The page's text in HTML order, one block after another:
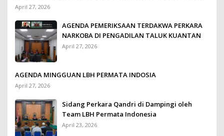
Tahun Penjara
April 27, 2026
AGENDA PEMERIKSAAN TERDAKWA PERKARA
NARKOBA DI PENGADILAN TALUK KUANTAN
April 27, 2026
AGENDA MINGGUAN LBH PERMATA INDOSIA
April 27, 2026
Sidang Perkara Qandri di Dampingi oleh
Team LBH Permata Indonesia
April 23, 2026